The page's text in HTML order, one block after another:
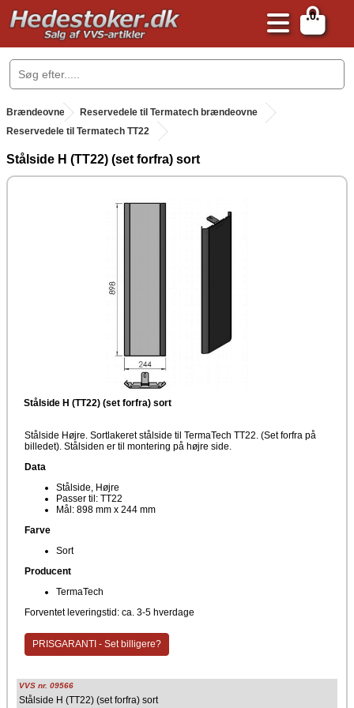
0
.
Brændeovne .
Reservedele til Termatech brændeovne
Reservedele til Termatech TT22
Stålside H (TT22) (set forfra) sort
Stålside H (TT22) (set forfra) sort
Stålside Højre. Sortlakeret stålside til TermaTech TT22. (Set forfra på
billedet). Stålsiden er til montering på højre side.
Data
Stålside, Højre
Passer til: TT22
Mål: 898 mm x 244 mm
Farve
Sort
Producent
TermaTech
Forventet leveringstid: ca. 3-5 hverdage
PRISGARANTI - Set billigere?
VVS nr. 09566
Stålside H (TT22) (set forfra) sort